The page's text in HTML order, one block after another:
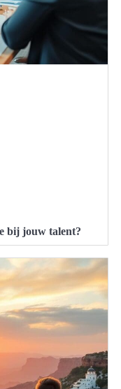
bij jouw talent?